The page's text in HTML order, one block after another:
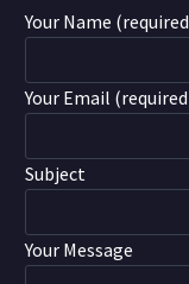
Your Name
Your Email
Subject
Your Message